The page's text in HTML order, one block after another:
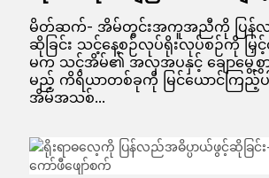
မိတ်ဆက်- အိမ်တွင်းအကူအညီကို ပြန်လ
ဆိုခြင်း သင့်နေ့စဉ်လုပ်ရိုးလုပ်စဉ်ကို မြှ
မက သင့်အိမ်၏ အလှအပနှင့် ချောမွေ့စွာ
မည့် ကိရိယာတစ်ခုကို မြင်ယောင်ကြည့်ပ
အိမ်အသစ်...